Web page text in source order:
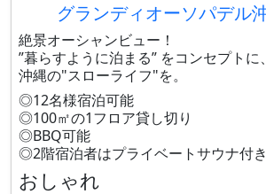
グランディオーソパデル
絶景オーシャンビュー！
”暮らすように泊まる” をコンセプトに、
沖縄の"スローライフ"を。
◎12名様宿泊可能
◎100㎡の1フロア貸し切り
◎BBQ可能
◎2階宿泊者はプライベートサウナ付き
おしゃれ